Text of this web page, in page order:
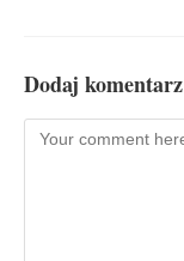
Dodaj komentarz